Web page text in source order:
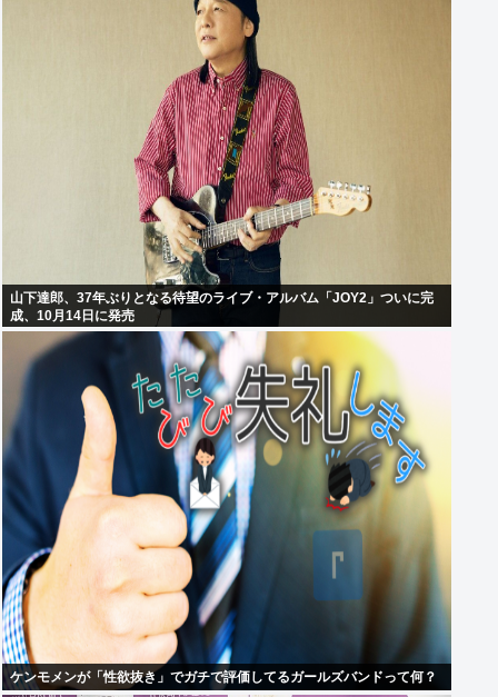
山下達郎、37年ぶりとなる待望のライブ・アルバム「JOY2」ついに完
成、10月14日に発売
ケンモメンが「性欲抜き」でガチで評価してるガールズバンドって何？